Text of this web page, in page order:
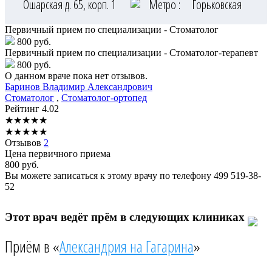
Ошарская д. 65, корп. 1 Метро : Горьковская
Первичный прием по специализации - Стоматолог
800 руб.
Первичный прием по специализации - Стоматолог-терапевт
800 руб.
О данном враче пока нет отзывов.
Баринов Владимир Александрович
Стоматолог , Стоматолог-ортопед
Рейтинг 4.02
★★★★★
★★★★★
Отзывов 2
Цена первичного приема
800 руб.
Вы можете записаться к этому врачу по телефону 499 519-38-
52
Этот врач ведёт прём в следующих клиниках
Приём в «Александрия на Гагарина»